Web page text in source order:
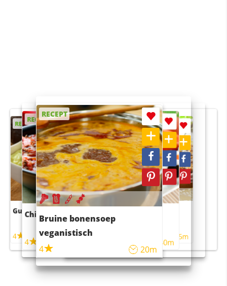
RECEPT
Guacamole
4
RECEPT
Chili con carne
4
RECEPT
Bruine bonensoep
veganistisch
4
20m
RECEPT
Sushi rijstsalade
maaltijdsalade
40m
RECEPT
4 55m